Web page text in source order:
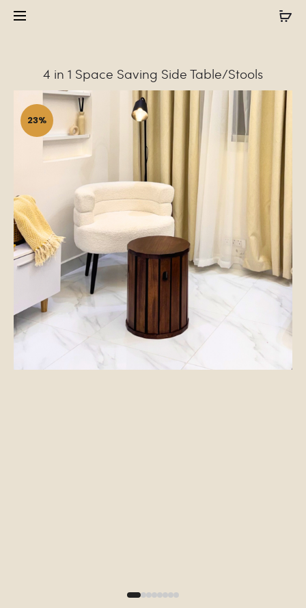
4 in 1 Space Saving Side Table/Stools
23%